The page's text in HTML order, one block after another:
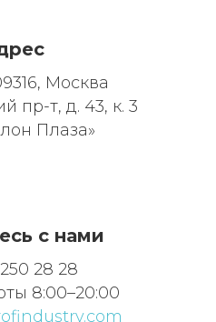
Москва
пр-т, д. 43, к. 3
Плаза»
с нами
28 28
8:00–20:00